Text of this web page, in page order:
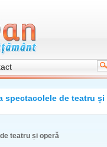
spectacolele de teatru și
teatru și operă